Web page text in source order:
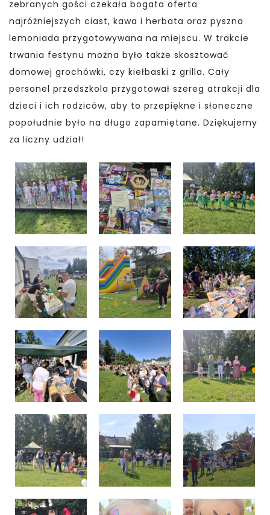
zebranych gości czekała bogata oferta
najróżniejszych ciast, kawa i herbata oraz pyszna
lemoniada przygotowywana na miejscu. W trakcie
trwania festynu można było także skosztować
domowej grochówki, czy kiełbaski z grilla. Cały
personel przedszkola przygotował szereg atrakcji dla
dzieci i ich rodziców, aby to przepiękne i słoneczne
popołudnie było na długo zapamiętane. Dziękujemy
za liczny udział!